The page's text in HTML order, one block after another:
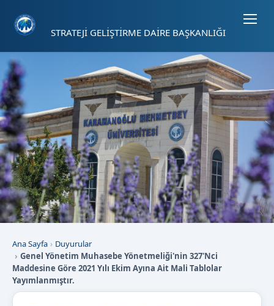
STRATEJİ GELİŞTİRME DAİRE BAŞKANLIĞI
Ana Sayfa
Duyurular
Genel Yönetim Muhasebe Yönetmeliği'nin 327'Nci
Maddesine Göre 2021 Yılı Ekim Ayına Ait Mali Tablolar
Yayımlanmıştır.